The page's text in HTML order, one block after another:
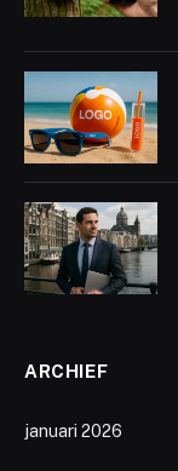
ARCHIEF
januari 2026